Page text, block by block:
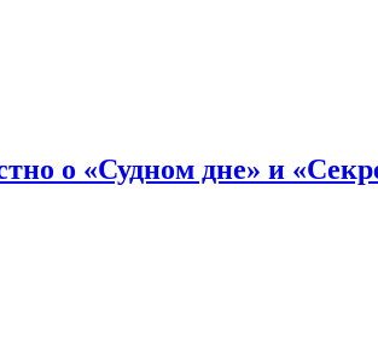
о «Судном дне» и